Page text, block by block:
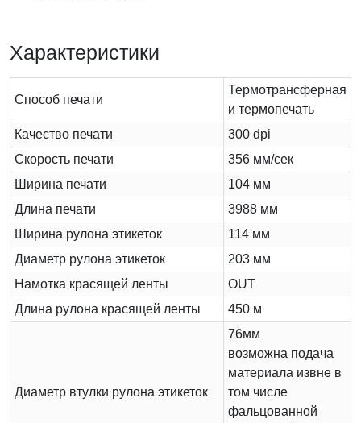
Характеристики
Способ печати
Термотрансферная
и термопечать
Качество печати
300 dpi
Скорость печати
356 мм/сек
Ширина печати
104 мм
Длина печати
3988 мм
Ширина рулона этикеток
114 мм
Диаметр рулона этикеток
203 мм
Намотка красящей ленты
OUT
Длина рулона красящей ленты
450 м
Диаметр втулки рулона этикеток
76мм
возможна подача
материала извне в
том числе
фальцованной